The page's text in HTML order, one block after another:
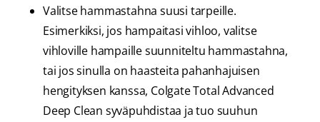
Valitse hammastahna suusi tarpeille.
Esimerkiksi, jos hampaitasi vihloo, valitse
vihloville hampaille suunniteltu hammastahna,
tai jos sinulla on haasteita pahanhajuisen
hengityksen kanssa, Colgate Total Advanced
Deep Clean syväpuhdistaa ja tuo suuhun